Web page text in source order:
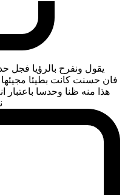
يقول ونفرح بالرؤيا فجل
فان حسنت كانت بطيئا
هذا منه ظنا وحدسا باعتبار